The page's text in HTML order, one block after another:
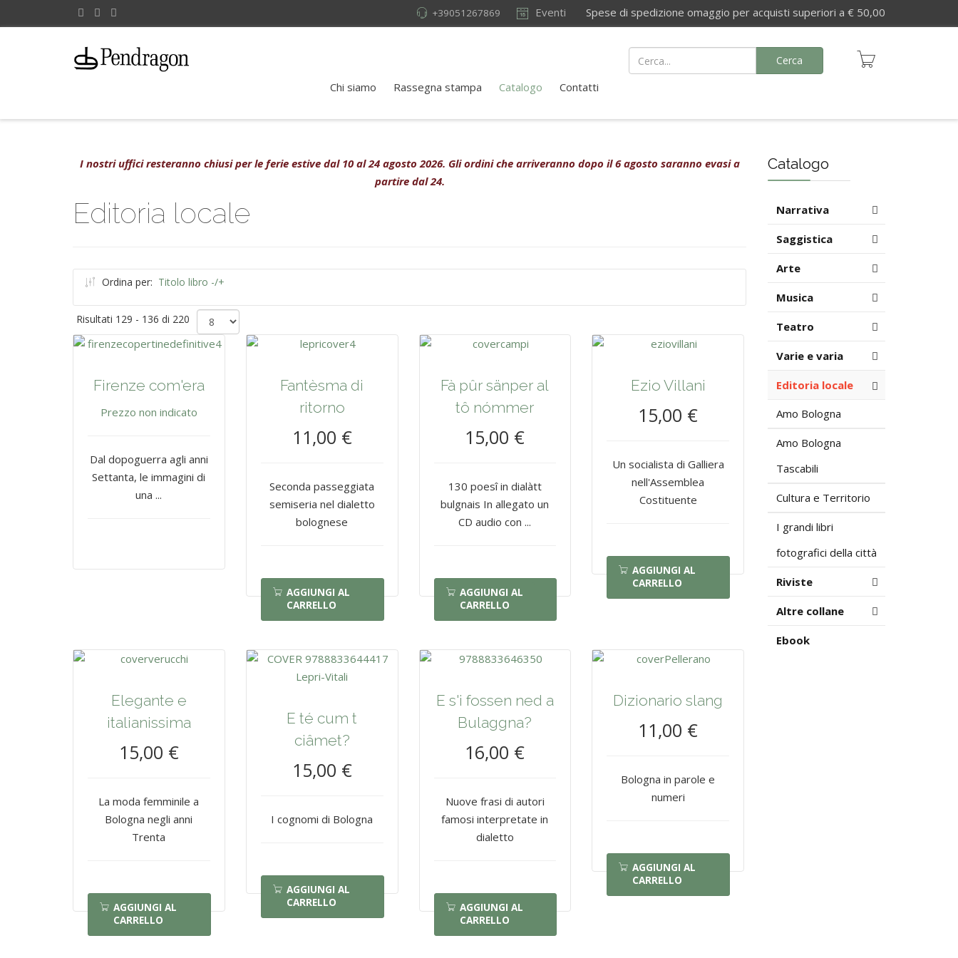
Eventi Spese di spedizione omaggio per acquisti superiori a € 50,00
+39051267869
Chi siamo Rassegna stampa Catalogo Contatti
Cerca
I nostri uffici resteranno chiusi per le ferie estive dal 10 al 24 agosto 2026. Gli ordini che arriveranno dopo il 6 agosto saranno evasi a
partire dal 24.
Editoria locale
Ordina per: Titolo libro -/+
Risultati 129 - 136 di 220
Firenze com'era
Prezzo non indicato
Dal dopoguerra agli anni
Settanta, le immagini di
una ...
Fantèsma di
ritorno
11,00 €
Seconda passeggiata
semiseria nel dialetto
bolognese
AGGIUNGI AL
CARRELLO
Fà pûr sänper al
tô nómmer
15,00 €
130 poesî in dialàtt
bulgnais In allegato un
CD audio con ...
AGGIUNGI AL
CARRELLO
Ezio Villani
15,00 €
Un socialista di Galliera
nell'Assemblea
Costituente
AGGIUNGI AL
CARRELLO
Elegante e
italianissima
15,00 €
La moda femminile a
Bologna negli anni
Trenta
AGGIUNGI AL
CARRELLO
E té cum t
ciâmet?
15,00 €
I cognomi di Bologna
AGGIUNGI AL
CARRELLO
E s'i fossen ned a
Bulaggna?
16,00 €
Nuove frasi di autori
famosi interpretate in
dialetto
AGGIUNGI AL
CARRELLO
Dizionario slang
11,00 €
Bologna in parole e
numeri
AGGIUNGI AL
CARRELLO
Catalogo
Narrativa
Saggistica
Arte
Musica
Teatro
Varie e varia
Editoria locale
Amo Bologna
Amo Bologna
Tascabili
Cultura e Territorio
I grandi libri
fotografici della città
Riviste
Altre collane
Ebook